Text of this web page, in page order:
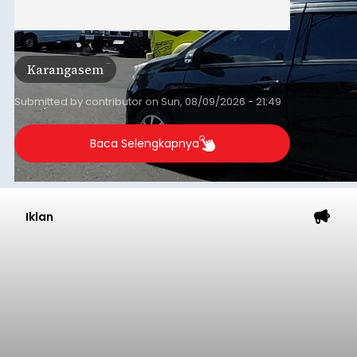
Karangasem
Submitted bycontributoron Sun, 08/09/2026 - 21:49
Baca Selengkapnya
Iklan